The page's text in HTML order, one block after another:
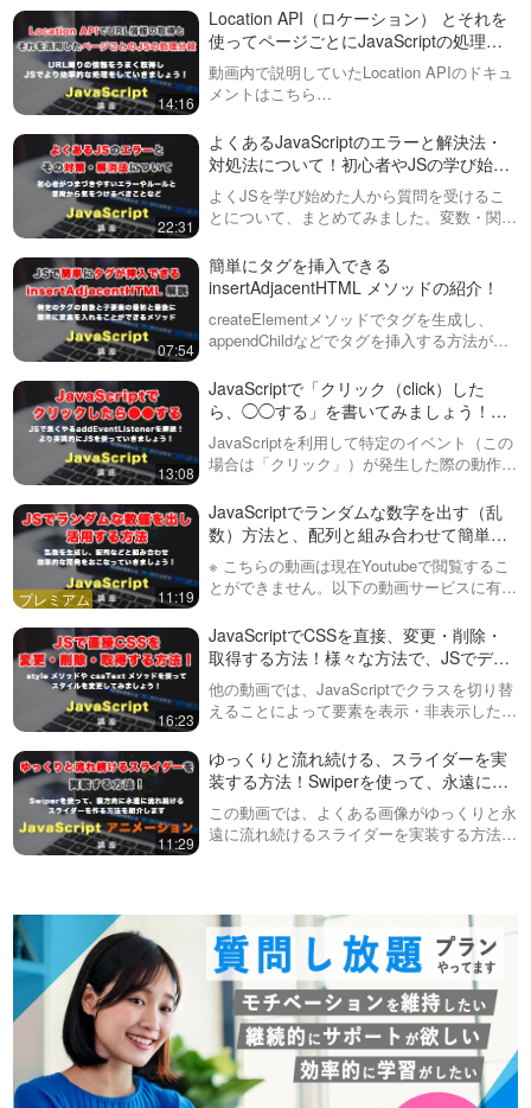
かたの為に以下について今回は話しています
MPA（Multi Page Appl…
14:16
Location API（ロケーション） とそれを
使ってページごとにJavaScriptの処理を
分ける方法！WordPressでページごとに
処理を分ける方法も
動画内で説明していたLocation APIのドキュ
メントはこちら
動画内で説明していたワー…
22:31
よくあるJavaScriptのエラーと解決法・
対処法について！初心者やJSの学び始め
の人へ！
よくJSを学び始めた人から質問を受けるこ
とについて、まとめてみました。変数・関数
その対策や普段から気をつけることなどにつ
いて説明しています。動画内で紹介してい…
07:54
簡単にタグを挿入できる
insertAdjacentHTML メソッドの紹介！
createElementメソッドでタグを生成し、
appendChildなどでタグを挿入する方法があ
トアジェーソン）はもっと簡単にタグを挿入
す…
13:08
JavaScriptで「クリック（click）した
ら、◯◯する」を書いてみましょう！と
ても良く使うaddEventListener（イベン
トリスナー）を解説！
JavaScriptを利用して特定のイベント（この
場合は「クリック」）が発生した際の動作を
「addEventListener」（イベントリスナー、
イベントを監視する…
11:19
JavaScriptでランダムな数字を出す（乱
数）方法と、配列と組み合わせて簡単な
アプリ（おみくじ）を作る方法！
※ こちらの動画は現在Youtubeで閲覧するこ
とができません。以下の動画サービスに有料
です。https://factory-programming-mv.c…
16:23
JavaScriptでCSSを直接、変更・削除・
取得する方法！様々な方法で、JSでデザ
インを変更しましょう！
他の動画では、JavaScriptでクラスを切り替
えることによって要素を表示・非表示した
したが、今回の動画ではstyleメソッドや
cssTextメソッドを使っ…
11:29
ゆっくりと流れ続ける、スライダーを実
装する方法！Swiperを使って、永遠に横
に流れ続けるスライダー
この動画では、よくある画像がゆっくりと永
遠に流れ続けるスライダーを実装する方法を